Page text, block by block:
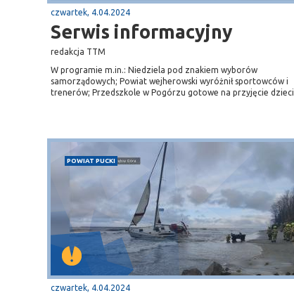
czwartek, 4.04.2024
Serwis informacyjny
redakcja TTM
W programie m.in.: Niedziela pod znakiem wyborów
samorządowych; Powiat wejherowski wyróżnił sportowców i
trenerów; Przedszkole w Pogórzu gotowe na przyjęcie dzieci
POWIAT PUCKI
czwartek, 4.04.2024
Sopot